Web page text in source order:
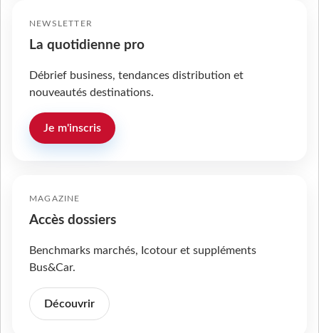
NEWSLETTER
La quotidienne pro
Débrief business, tendances distribution et
nouveautés destinations.
Je m'inscris
MAGAZINE
Accès dossiers
Benchmarks marchés, Icotour et suppléments
Bus&Car.
Découvrir